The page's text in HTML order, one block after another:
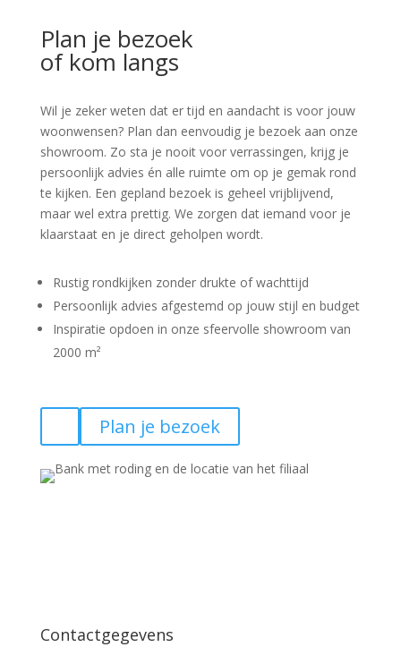
Plan je bezoek
of kom langs
Wil je zeker weten dat er tijd en aandacht is voor jouw
woonwensen? Plan dan eenvoudig je bezoek aan onze
showroom. Zo sta je nooit voor verrassingen, krijg je
persoonlijk advies én alle ruimte om op je gemak rond
te kijken. Een gepland bezoek is geheel vrijblijvend,
maar wel extra prettig. We zorgen dat iemand voor je
klaarstaat en je direct geholpen wordt.
Rustig rondkijken zonder drukte of wachttijd
Persoonlijk advies afgestemd op jouw stijl en budget
Inspiratie opdoen in onze sfeervolle showroom van
2000 m²
Plan je bezoek
Contactgegevens